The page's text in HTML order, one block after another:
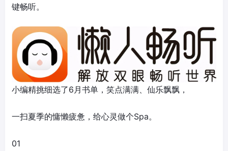
键畅听。
小编精挑细选了6月书单，笑点满满、仙乐飘飘，
一扫夏季的慵懒疲惫，给心灵做个Spa。
01